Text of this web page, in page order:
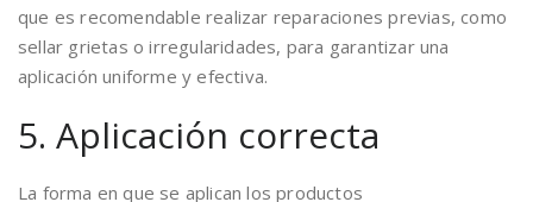
que es recomendable realizar reparaciones previas, como
sellar grietas o irregularidades, para garantizar una
aplicación uniforme y efectiva.
5. Aplicación correcta
La forma en que se aplican los productos